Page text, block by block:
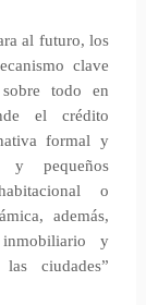
al futuro, los
clave
todo en
el crédito
formal y
y pequeños
o
además,
y
ciudades”